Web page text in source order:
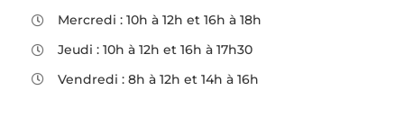
Mercredi : 10h à 12h et 16h à 18h
Jeudi : 10h à 12h et 16h à 17h30
Vendredi : 8h à 12h et 14h à 16h